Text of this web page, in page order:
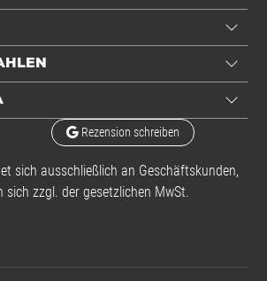
Rezension schreiben
sich ausschließlich an Geschäftskunden,
sich zzgl. der gesetzlichen MwSt.